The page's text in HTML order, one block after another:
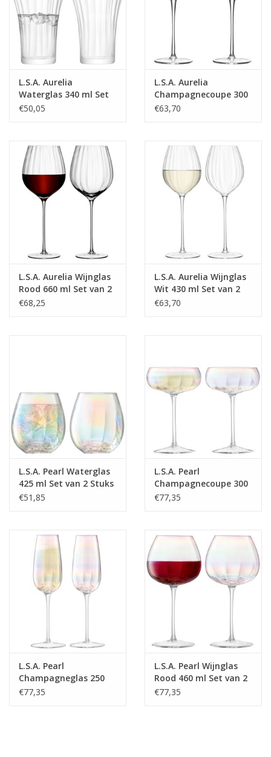
L.S.A. Aurelia
Waterglas 340 ml Set
van 2 Stuks
€50,05
L.S.A. Aurelia
Champagnecoupe 300
ml Set van 2 Stuks
€63,70
L.S.A. Aurelia Wijnglas
Rood 660 ml Set van 2
Stuks
€68,25
L.S.A. Aurelia Wijnglas
Wit 430 ml Set van 2
Stuks
€63,70
L.S.A. Pearl Waterglas
425 ml Set van 2 Stuks
€51,85
L.S.A. Pearl
Champagnecoupe 300
ml Set van 2 Stuks
€77,35
L.S.A. Pearl
Champagneglas 250
ml Set van 2 Stuks
€77,35
L.S.A. Pearl Wijnglas
Rood 460 ml Set van 2
Stuks
€77,35